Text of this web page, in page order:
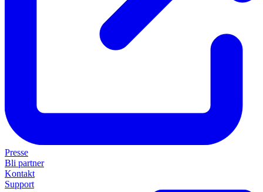
Presse
Bli partner
Kontakt
Support